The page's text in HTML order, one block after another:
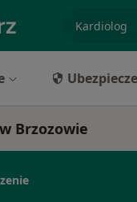
Brzozowie